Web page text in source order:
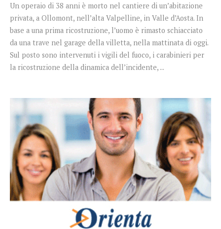
Un operaio di 38 anni è morto nel cantiere di un’abitazione
privata, a Ollomont, nell’alta Valpelline, in Valle d’Aosta. In
base a una prima ricostruzione, l’uomo è rimasto schiacciato
da una trave nel garage della villetta, nella mattinata di oggi.
Sul posto sono intervenuti i vigili del fuoco, i carabinieri per
la ricostruzione della dinamica dell’incidente, ...